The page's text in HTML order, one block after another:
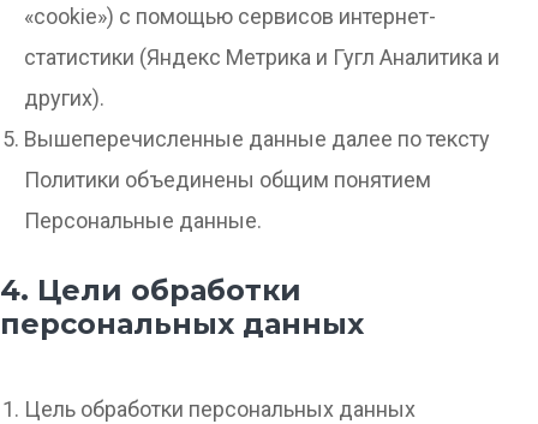
«cookie») с помощью сервисов интернет-
статистики (Яндекс Метрика и Гугл Аналитика и
других).
Вышеперечисленные данные далее по тексту
Политики объединены общим понятием
Персональные данные.
4. Цели обработки
персональных данных
Цель обработки персональных данных